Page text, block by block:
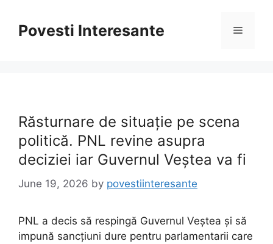
contentPovesti Interesante Menu
Răsturnare de situație pe scena
politică. PNL revine asupra
deciziei iar Guvernul Veștea va fi
June 19, 2026 by povestiinteresante
PNL a decis să respingă Guvernul Veștea și să
impună sancțiuni dure pentru parlamentarii care